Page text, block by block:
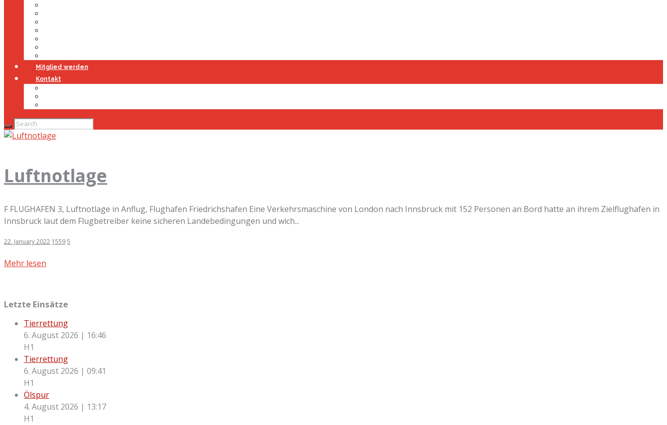
Mitglied werden
Kontakt
Luftnotlage
F FLUGHAFEN 3, Luftnotlage in Anflug, Flughafen Friedrichshafen Eine Verkehrsmaschine von London nach Innsbruck mit 152 Personen an Bord hatte an ihrem Zielflughafen in
Innsbruck laut dem Flugbetreiber keine sicheren Landebedingungen und wich...
22. January 2022 15595
Mehr lesen
Letzte Einsätze
Tierrettung
6. August 2026 | 16:46
H1
Tierrettung
6. August 2026 | 09:41
H1
Ölspur
4. August 2026 | 13:17
H1